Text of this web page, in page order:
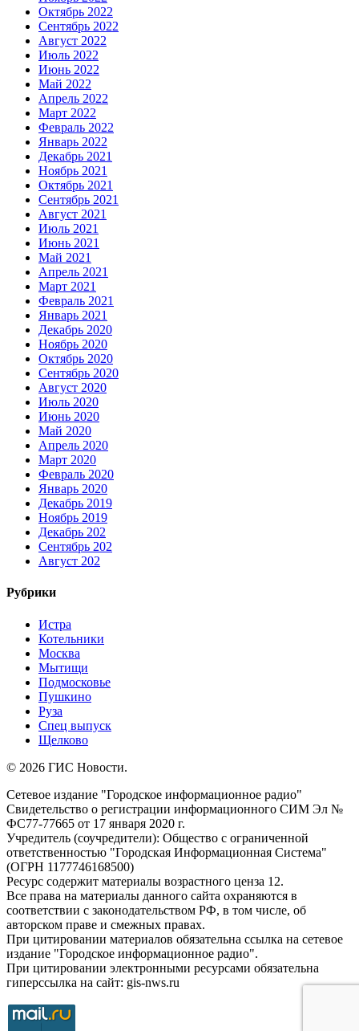
Октябрь 2022
Сентябрь 2022
Август 2022
Июль 2022
Июнь 2022
Май 2022
Апрель 2022
Март 2022
Февраль 2022
Январь 2022
Декабрь 2021
Ноябрь 2021
Октябрь 2021
Сентябрь 2021
Август 2021
Июль 2021
Июнь 2021
Май 2021
Апрель 2021
Март 2021
Февраль 2021
Январь 2021
Декабрь 2020
Ноябрь 2020
Октябрь 2020
Сентябрь 2020
Август 2020
Июль 2020
Июнь 2020
Май 2020
Апрель 2020
Март 2020
Февраль 2020
Январь 2020
Декабрь 2019
Ноябрь 2019
Декабрь 202
Сентябрь 202
Август 202
Рубрики
Истра
Котельники
Москва
Мытищи
Подмосковье
Пушкино
Руза
Спец выпуск
Щелково
© 2026 ГИС Новости.
Сетевое издание "Городское информационное радио"
Свидетельство о регистрации информационного СИМ Эл №
ФС77-77665 от 17 января 2020 г.
Учредитель (соучредители): Общество с ограниченной
ответственностью "Городская Информационная Система"
(ОГРН 1177746168500)
Ресурс содержит материалы возрастного ценза 12.
Все права на материалы данного сайта охраняются в
соответствии с законодательством РФ, в том числе, об
авторском праве и смежных правах.
При цитировании материалов обязательна ссылка на сетевое
издание "Городское информационное радио".
При цитировании электронными ресурсами обязательна
гиперссылка на сайт: gis-nws.ru